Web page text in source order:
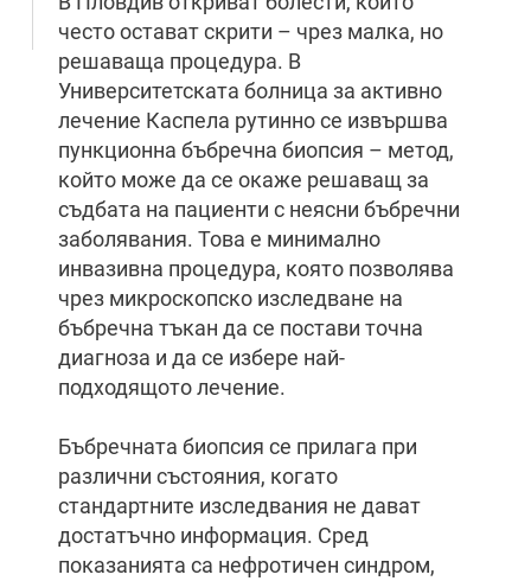
често остават скрити – чрез малка, но
решаваща процедура. В
Университетската болница за активно
лечение Каспела рутинно се извършва
пункционна бъбречна биопсия – метод,
който може да се окаже решаващ за
съдбата на пациенти с неясни бъбречни
заболявания. Това е минимално
инвазивна процедура, която позволява
чрез микроскопско изследване на
бъбречна тъкан да се постави точна
диагноза и да се избере най-
подходящото лечение.
Бъбречната биопсия се прилага при
различни състояния, когато
стандартните изследвания не дават
достатъчно информация. Сред
показанията са нефротичен синдром,